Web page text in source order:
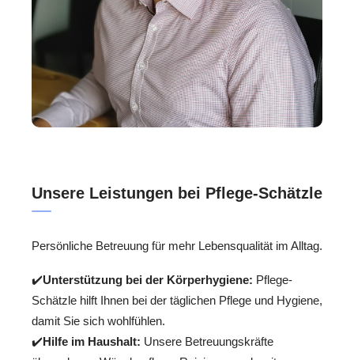
Unsere Leistungen bei Pflege-Schätzle
Persönliche Betreuung für mehr Lebensqualität im Alltag.
✔️Unterstützung bei der Körperhygiene: Pflege-
Schätzle hilft Ihnen bei der täglichen Pflege und Hygiene,
damit Sie sich wohlfühlen.
✔️Hilfe im Haushalt: Unsere Betreuungskräfte